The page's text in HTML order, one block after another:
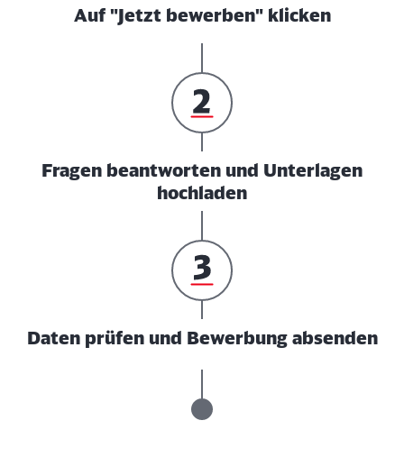
Auf "Jetzt bewerben" klicken
Fragen beantworten und Unterlagen
hochladen
Daten prüfen und Bewerbung absenden